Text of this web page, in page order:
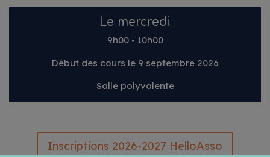
Le mercredi
9h00 - 10h00
Début des cours le 9 septembre 2026
Salle polyvalente
Inscriptions 2026-2027 HelloAsso